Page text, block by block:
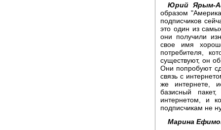
Юрий Ярым-
образом
подписчиков
это один из
они получили
свое имя
потребителя,
существуют, он
Они попробуют
связь с
же интернете,
базисный
интернетом, и
подписчикам не
Марина